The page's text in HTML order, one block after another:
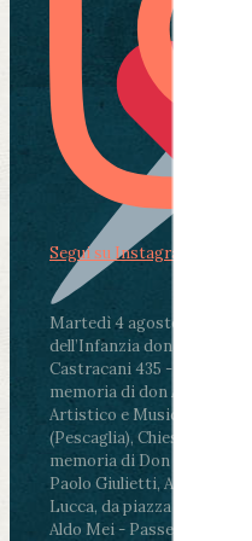
Martedì 4 agosto2026
ore
dell’Infanzia don Aldo Mei
Castracani 435 -
memoria di don Aldo Mei
Artistico e Musicale
(Pescaglia), Chiesa
memoria di Don Aldo Mei
Paolo Giulietti, Arcivescovo
Lucca, da piazza San
Aldo Mei - Passeggiata
Segui su Instagram